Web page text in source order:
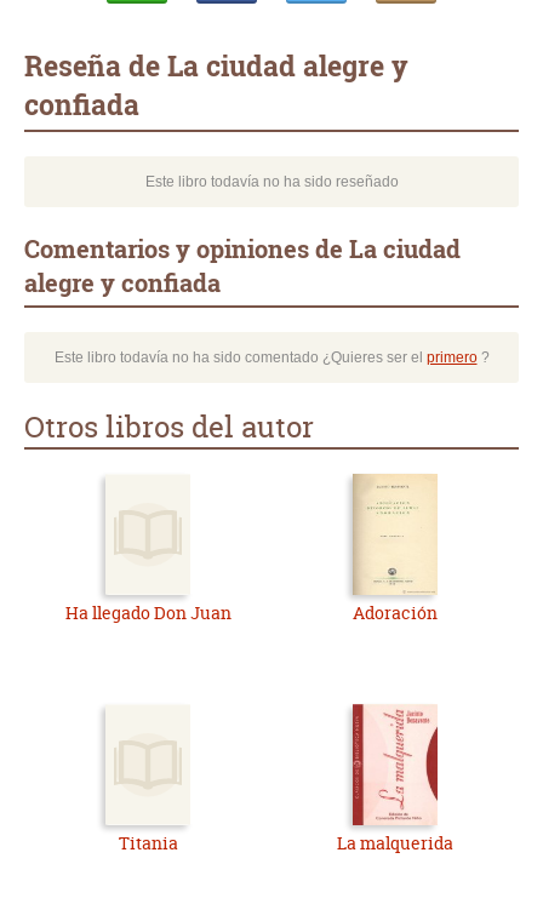
Reseña de La ciudad alegre y
confiada
Este libro todavía no ha sido reseñado
Comentarios y opiniones de La ciudad
alegre y confiada
Este libro todavía no ha sido comentado ¿Quieres ser el primero?
Otros libros del autor
Ha llegado Don Juan Adoración
Titania La malquerida